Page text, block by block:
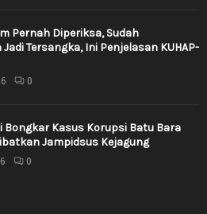
Pernah Diperiksa, Sudah
Tersangka, Ini Penjelasan KUHAP-
0
Bongkar Kasus Korupsi Batu Bara
Jampidsus Kejagung
0